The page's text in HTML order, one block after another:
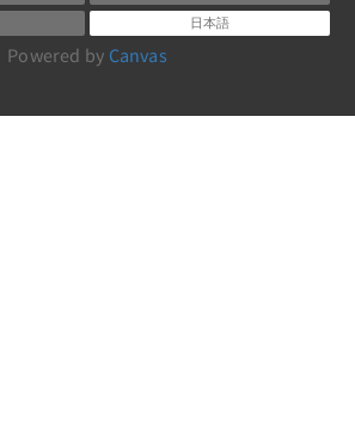
日本語
Powered by Canvas